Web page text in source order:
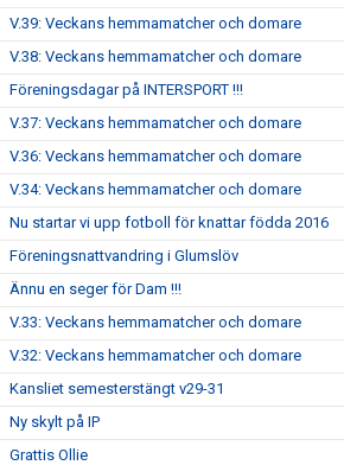
V.39: Veckans hemmamatcher och domare
V.38: Veckans hemmamatcher och domare
Föreningsdagar på INTERSPORT !!!
V.37: Veckans hemmamatcher och domare
V.36: Veckans hemmamatcher och domare
V.34: Veckans hemmamatcher och domare
Nu startar vi upp fotboll för knattar födda 2016
Föreningsnattvandring i Glumslöv
Ännu en seger för Dam !!!
V.33: Veckans hemmamatcher och domare
V.32: Veckans hemmamatcher och domare
Kansliet semesterstängt v29-31
Ny skylt på IP
Grattis Ollie